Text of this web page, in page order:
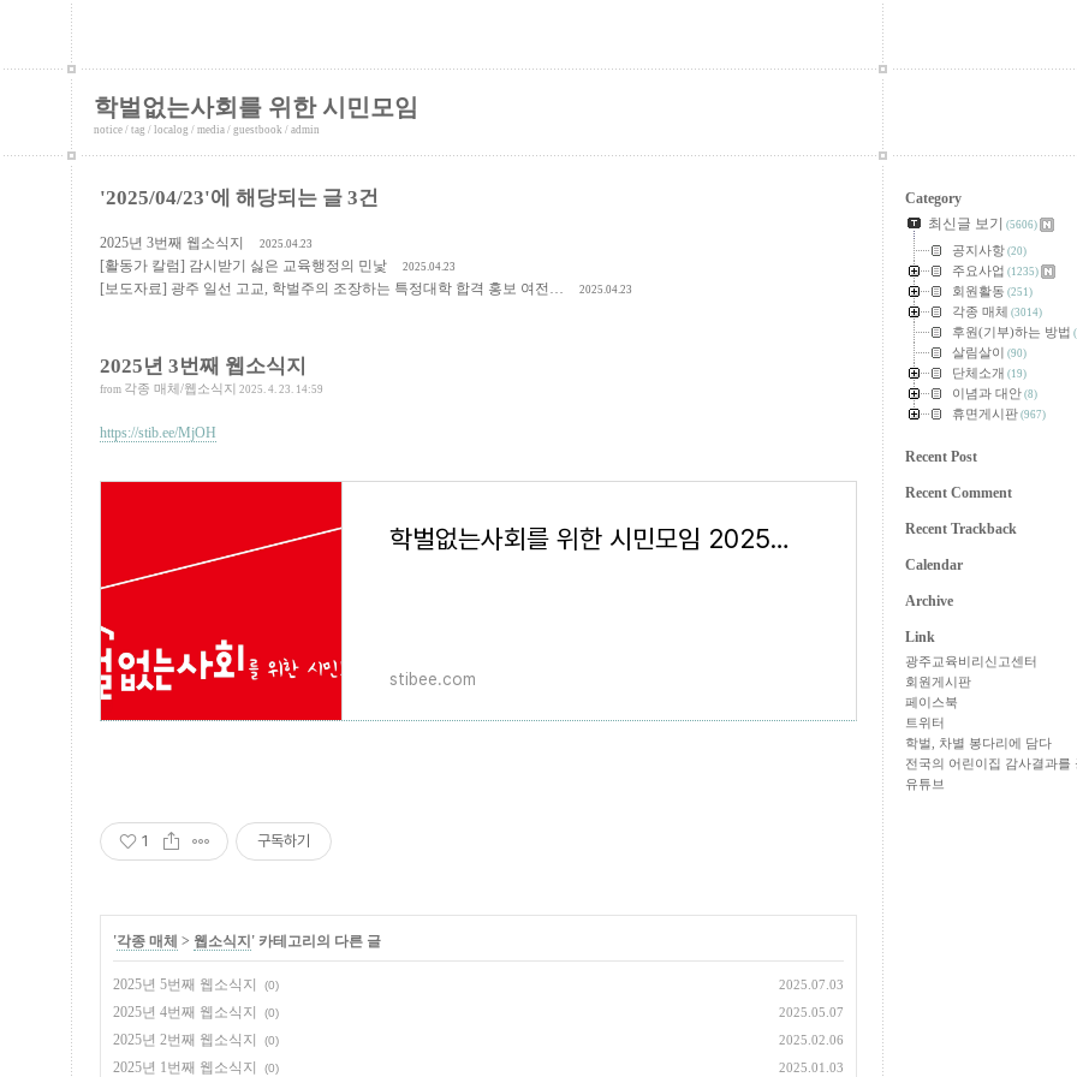
학벌없는사회를 위한 시민모임
notice / tag / localog / media / guestbook / admin
'2025/04/23'에 해당되는 글 3건
2025년 3번째 웹소식지 2025.04.23
[활동가 칼럼] 감시받기 싫은 교육행정의 민낯 2025.04.23
[보도자료] 광주 일선 고교, 학벌주의 조장하는 특정대학 합격 홍보 여전… 2025.04.23
2025년 3번째 웹소식지
from 각종 매체/웹소식지 2025. 4. 23. 14:59
https://stib.ee/MjOH
학벌없는사회를 위한 시민모임 2025년 3번째 소식지
stibee.com
1 구독하기
'각종 매체 > 웹소식지 ' 카테고리의 다른 글
2025년 5번째 웹소식지 (0) 2025.07.03
2025년 4번째 웹소식지 (0) 2025.05.07
2025년 2번째 웹소식지 (0) 2025.02.06
2025년 1번째 웹소식지 (0) 2025.01.03
Category
최신글 보기
(5606)
공지사항 (20)
주요사업 (1235)
회원활동 (251)
각종 매체 (3014)
후원(기부)하는 방법
살림살이 (90)
단체소개 (19)
이념과 대안 (8)
휴면게시판 (967)
Recent Post
Recent Comment
Recent Trackback
Calendar
Archive
Link
광주교육비리신고센터
회원게시판
페이스북
트위터
학벌, 차별 봉다리에 담다
전국의 어린이집 감사결과를
유튜브